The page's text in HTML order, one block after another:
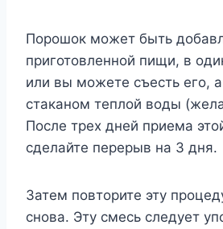
Порошок может быть
приготовленной пищи, в
или вы можете съесть его,
стаканом теплой воды
После трех дней приема
сделайте перерыв на 3 дня.
Затем повторите эту
снова. Эту смесь следует